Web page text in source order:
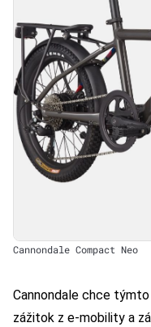
Cannondale Compact Neo
Cannondale chce
zážitok z e-mobility a